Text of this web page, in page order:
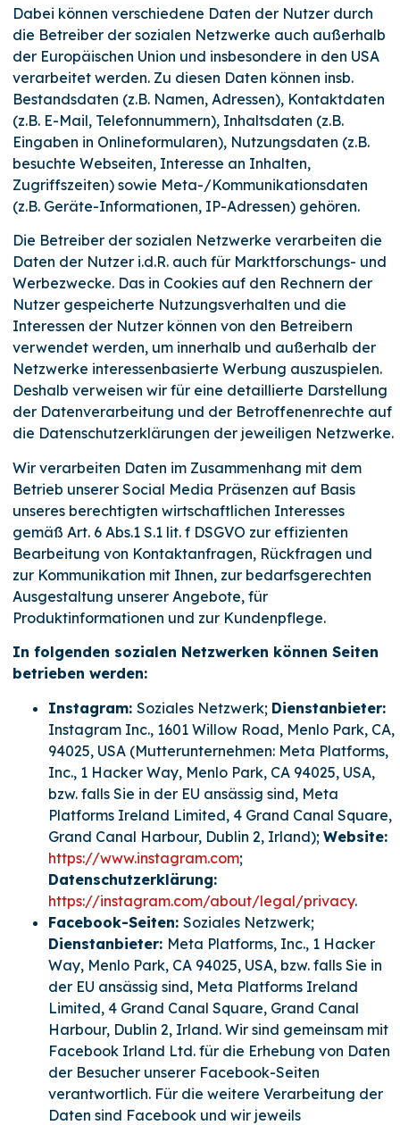
Dabei können verschiedene Daten der Nutzer durch
die Betreiber der sozialen Netzwerke auch außerhalb
der Europäischen Union und insbesondere in den USA
verarbeitet werden. Zu diesen Daten können insb.
Bestandsdaten (z.B. Namen, Adressen), Kontaktdaten
(z.B. E-Mail, Telefonnummern), Inhaltsdaten (z.B.
Eingaben in Onlineformularen), Nutzungsdaten (z.B.
besuchte Webseiten, Interesse an Inhalten,
Zugriffszeiten) sowie Meta-/Kommunikationsdaten
(z.B. Geräte-Informationen, IP-Adressen) gehören.
Die Betreiber der sozialen Netzwerke verarbeiten die
Daten der Nutzer i.d.R. auch für Marktforschungs- und
Werbezwecke. Das in Cookies auf den Rechnern der
Nutzer gespeicherte Nutzungsverhalten und die
Interessen der Nutzer können von den Betreibern
verwendet werden, um innerhalb und außerhalb der
Netzwerke interessenbasierte Werbung auszuspielen.
Deshalb verweisen wir für eine detaillierte Darstellung
der Datenverarbeitung und der Betroffenenrechte auf
die Datenschutzerklärungen der jeweiligen Netzwerke.
Wir verarbeiten Daten im Zusammenhang mit dem
Betrieb unserer Social Media Präsenzen auf Basis
unseres berechtigten wirtschaftlichen Interesses
gemäß Art. 6 Abs.1 S.1 lit. f DSGVO zur effizienten
Bearbeitung von Kontaktanfragen, Rückfragen und
zur Kommunikation mit Ihnen, zur bedarfsgerechten
Ausgestaltung unserer Angebote, für
Produktinformationen und zur Kundenpflege.
In folgenden sozialen Netzwerken können Seiten
betrieben werden:
Instagram: Soziales Netzwerk; Dienstanbieter:
Instagram Inc., 1601 Willow Road, Menlo Park, CA,
94025, USA (Mutterunternehmen: Meta Platforms,
Inc., 1 Hacker Way, Menlo Park, CA 94025, USA,
bzw. falls Sie in der EU ansässig sind, Meta
Platforms Ireland Limited, 4 Grand Canal Square,
Grand Canal Harbour, Dublin 2, Irland); Website:
https://www.instagram.com;
Datenschutzerklärung:
https://instagram.com/about/legal/privacy.
Facebook-Seiten: Soziales Netzwerk;
Dienstanbieter: Meta Platforms, Inc., 1 Hacker
Way, Menlo Park, CA 94025, USA, bzw. falls Sie in
der EU ansässig sind, Meta Platforms Ireland
Limited, 4 Grand Canal Square, Grand Canal
Harbour, Dublin 2, Irland. Wir sind gemeinsam mit
Facebook Irland Ltd. für die Erhebung von Daten
der Besucher unserer Facebook-Seiten
verantwortlich. Für die weitere Verarbeitung der
Daten sind Facebook und wir jeweils